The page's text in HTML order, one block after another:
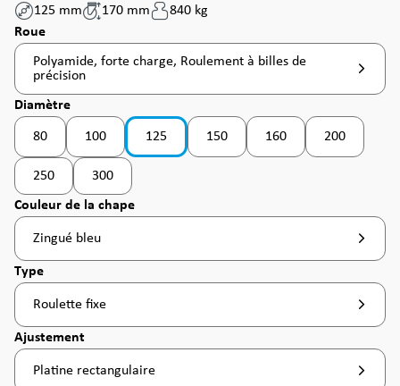
125 mm
170 mm
840 kg
Sélectionnez
Roue
Polyamide, forte charge, Roulement à billes de
précision
Sélectionnez
Diamètre
80
(Cette option n'est pas disponible pour le moment. )
100
(Cette option n'est pas disponible pour le moment. )
125 150
(Cette option n'est pas disponible
160 200
250 300
(Cette option n'est pas disponible pour le moment. )
Sélectionnez
Couleur de la chape
Zingué bleu
Sélectionnez
Type
Roulette fixe
Sélectionnez
Ajustement
Platine rectangulaire